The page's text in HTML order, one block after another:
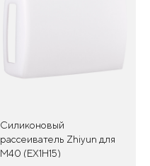
Силиконовый
рассеиватель Zhiyun для
M40 (EX1H15)